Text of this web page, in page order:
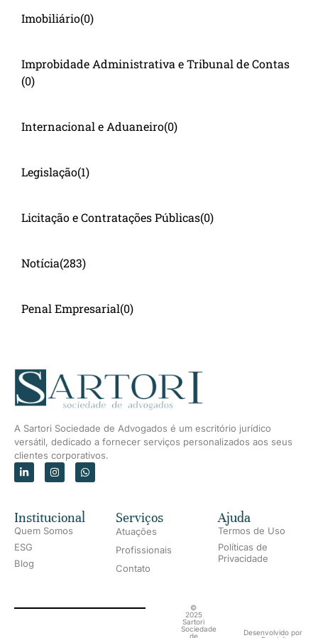
Imobiliário(0)
Improbidade Administrativa e Tribunal de Contas
(0)
Internacional e Aduaneiro(0)
Legislação(1)
Licitação e Contratações Públicas(0)
Notícia(283)
Penal Empresarial(0)
A Sartori Sociedade de Advogados é um escritório jurídico
versátil, dedicado a fornecer serviços personalizados aos seus
clientes corporativos.
Institucional
Quem Somos
ESG
Blog
Serviços
Atuações
Profissionais
Contato
Ajuda
Termos de Uso
Políticas de
Privacidade
©
2025
Sartori
Sociedade
de
Desenvolvido por